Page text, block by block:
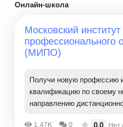
Онлайн-школа
Московский институт
профессионального
(МИПО)
Получи новую профессию
квалификацию по своему
направлению
1.47K 0 0.0 Нет